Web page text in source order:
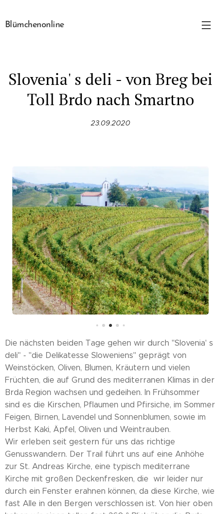
Blümchenonline
Slovenia' s deli - von Breg bei
Toll Brdo nach Smartno
23.09.2020
Die nächsten beiden Tage gehen wir durch "Slovenia' s
deli" - "die Delikatesse Sloweniens" geprägt von
Weinstöcken, Oliven, Blumen, Kräutern und vielen
Früchten, die auf Grund des mediterranen Klimas in der
Brda Region wachsen und gedeihen. In Frühsommer
sind es die Kirschen, Pflaumen und Pfirsiche, im Sommer
Feigen, Birnen, Lavendel und Sonnenblumen, sowie im
Herbst Kaki, Äpfel, Oliven und Weintrauben.
Wir erleben seit gestern für uns das richtige
Genusswandern. Der Trail führt uns auf eine Anhöhe
zur St. Andreas Kirche, eine typisch mediterrane
Kirche mit großen Deckenfresken, die wir leider nur
durch ein Fenster erahnen können, da diese Kirche, wie
fast Alle in den Bergen verschlossen ist. Von hier oben